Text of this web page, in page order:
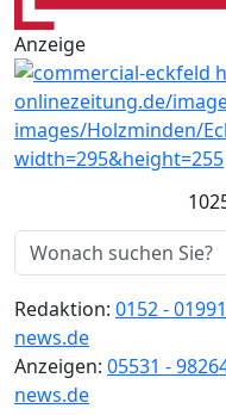
Anzeige
Redaktion: 0152 -
news.de
Anzeigen: 05531 -
news.de